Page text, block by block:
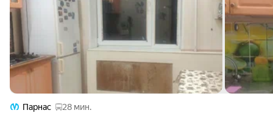
Парнас
28 мин.